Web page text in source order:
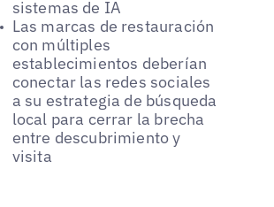
sistemas de IA
Las marcas de restauración
con múltiples
establecimientos deberían
conectar las redes sociales
a su estrategia de búsqueda
local para cerrar la brecha
entre descubrimiento y
visita